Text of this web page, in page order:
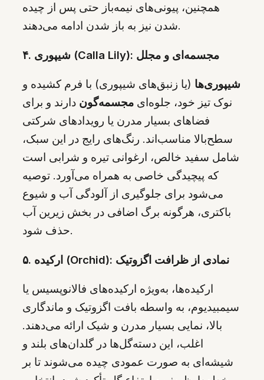
همچنین، پیونی‌های نیمه‌باز حتی پس از چیده
شدن نیز به باز شدن ادامه می‌دهند.
۴. شیپوری (Calla Lily): مجسمه‌ای و مجلل
شیپوری‌ها (یا زنبق‌های شیپوری) با فرم کشیده و
نوک تیز خود، جلوه‌ای مجسمه‌گون دارند و برای
فضاهای بسیار مدرن یا رویدادهای شرکتی
سطح‌بالا مناسب‌اند. رنگ‌های رایج در این سبک،
شامل سفید خالص، ارغوانی تیره و شرابی است
که پیچیدگی خاصی به همراه می‌آورد. توصیه
می‌شود برای جلوگیری از آلودگی آب و شیوع
باکتری، هرگونه برگ‌ اضافی در بخش زیرین آب
حذف شود.
۵. ارکیده (Orchid): نمادی از ظرافت اگزوتیک
ارکیده‌ها، به‌ویژه ارکیده‌های فالانوپسیس یا
سیمبیدیوم، به واسطه بافت اگزوتیک و ماندگاری
بالا، نمایی بسیار مدرن و شیک ارائه می‌دهند.
اغلب، این دسته‌گل‌ها در گلدان‌های بلند و
شیشه‌ای به صورت عمودی چیده می‌شوند تا بر